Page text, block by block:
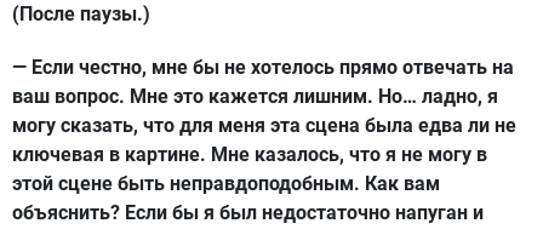
(После паузы.)
— Если честно, мне бы не хотелось прямо отвечать на
ваш вопрос. Мне это кажется лишним. Но… ладно, я
могу сказать, что для меня эта сцена была едва ли не
ключевая в картине. Мне казалось, что я не могу в
этой сцене быть неправдоподобным. Как вам
объяснить? Если бы я был недостаточно напуган и